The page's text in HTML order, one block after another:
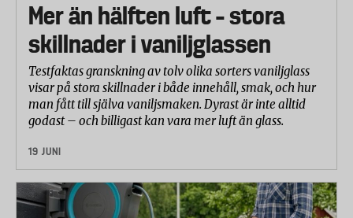
Glans del 1: Sköljningseffektivitet
Glans del 2: Förmågan att motverka
uppkomsten av grå hinna
Förmågan att eliminera fettbaserade rester
Missfärgning av rostfritt stål
Rengöringseffektivitet
Rengöringseffektiviteten testas på åtta olika typer
av matrester och fläckar som utifrån sin
Mer än hälften luft – stora
skillnader i vaniljglassen
Testfaktas granskning av tolv olika sorters vaniljglass
visar på stora skillnader i både innehåll, smak, och hur
man fått till själva vaniljsmaken. Dyrast är inte alltid
godast – och billigast kan vara mer luft än glass.
19 JUNI